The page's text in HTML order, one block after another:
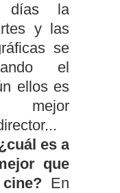
días la
y las
se
el
ellos es
es a
que
En